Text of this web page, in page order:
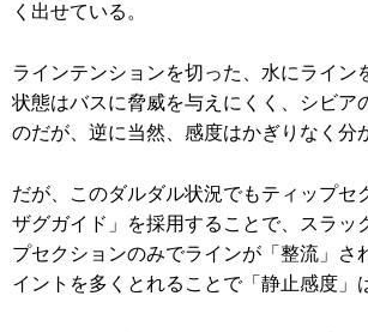
く出せている。
ラインテンションを切った、水にライン
状態はバスに脅威を与えにくく、シビア
のだが、逆に当然、感度はかぎりなく分
だが、このダルダル状況でもティップセ
ザグガイド」を採用することで、スラッ
プセクションのみでラインが「整流」さ
イントを多くとれることで「静止感度」